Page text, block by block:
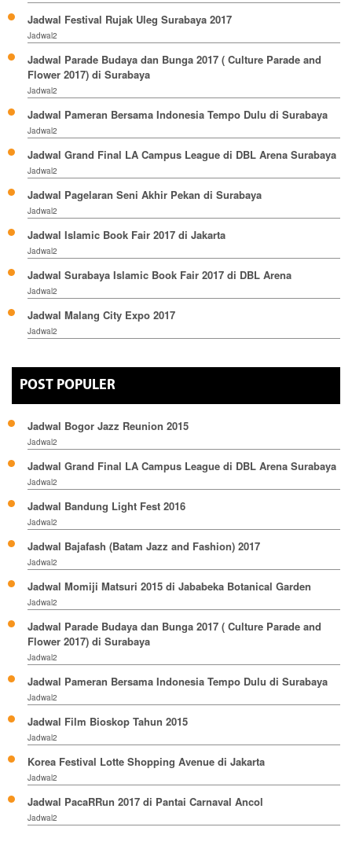
Jadwal Festival Rujak Uleg Surabaya 2017
Jadwal2
Jadwal Parade Budaya dan Bunga 2017 ( Culture Parade and
Flower 2017) di Surabaya
Jadwal2
Jadwal Pameran Bersama Indonesia Tempo Dulu di Surabaya
Jadwal2
Jadwal Grand Final LA Campus League di DBL Arena Surabaya
Jadwal2
Jadwal Pagelaran Seni Akhir Pekan di Surabaya
Jadwal2
Jadwal Islamic Book Fair 2017 di Jakarta
Jadwal2
Jadwal Surabaya Islamic Book Fair 2017 di DBL Arena
Jadwal2
Jadwal Malang City Expo 2017
Jadwal2
POST POPULER
Jadwal Bogor Jazz Reunion 2015
Jadwal2
Jadwal Grand Final LA Campus League di DBL Arena Surabaya
Jadwal2
Jadwal Bandung Light Fest 2016
Jadwal2
Jadwal Bajafash (Batam Jazz and Fashion) 2017
Jadwal2
Jadwal Momiji Matsuri 2015 di Jababeka Botanical Garden
Jadwal2
Jadwal Parade Budaya dan Bunga 2017 ( Culture Parade and
Flower 2017) di Surabaya
Jadwal2
Jadwal Pameran Bersama Indonesia Tempo Dulu di Surabaya
Jadwal2
Jadwal Film Bioskop Tahun 2015
Jadwal2
Korea Festival Lotte Shopping Avenue di Jakarta
Jadwal2
Jadwal PacaRRun 2017 di Pantai Carnaval Ancol
Jadwal2